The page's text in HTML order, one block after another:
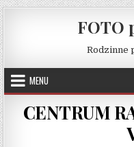
Skip to content
FOTO
Rodzinne
MENU
CENTRUM